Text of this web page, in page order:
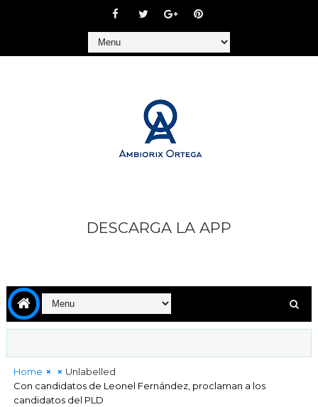
DESCARGA LA APP
Home
Unlabelled
Con candidatos de Leonel Fernández, proclaman a los
candidatos del PLD